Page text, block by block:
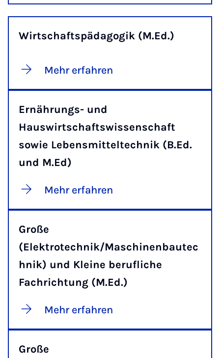
Wirtschaftspädagogik (M.Ed.)
Mehr erfahren
Ernährungs- und
Hauswirtschaftswissenschaft
sowie Lebensmitteltechnik (B.Ed.
und M.Ed)
Mehr erfahren
Große
(Elektrotechnik/Maschinenbautec
hnik) und Kleine berufliche
Fachrichtung (M.Ed.)
Mehr erfahren
Große